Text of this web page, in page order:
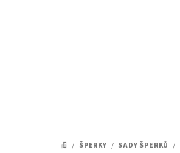
DOMŮ
/ ŠPERKY / SADY ŠPERKŮ /